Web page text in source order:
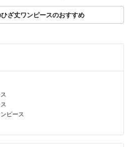
ざ丈ワンピースのおすすめ
ピース